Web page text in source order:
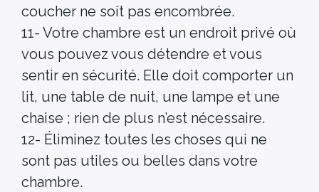
coucher ne soit pas encombrée.
11- Votre chambre est un endroit privé où
vous pouvez vous détendre et vous
sentir en sécurité. Elle doit comporter un
lit, une table de nuit, une lampe et une
chaise ; rien de plus n’est nécessaire.
12- Éliminez toutes les choses qui ne
sont pas utiles ou belles dans votre
chambre.